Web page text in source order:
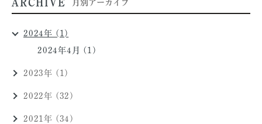
ARCHIVE 月別アーカイブ
2024年 (1)
2024年4月 (1)
2023年 (1)
2022年 (32)
2021年 (34)